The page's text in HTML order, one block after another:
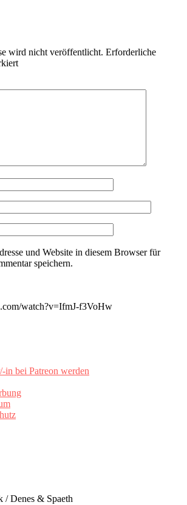
wird nicht veröffentlicht. Erforderliche
und Website in diesem Browser für
speichern.
watch?v=IfmJ-f3VoHw
in bei Patreon werden
/ Denes & Spaeth